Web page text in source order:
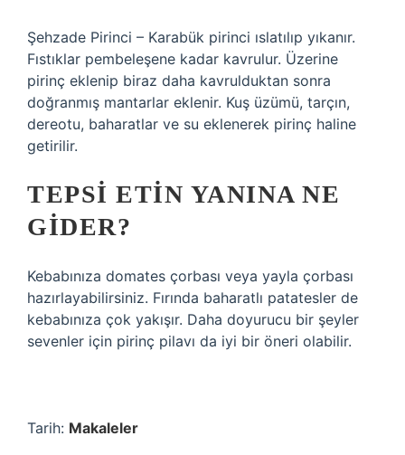
Şehzade Pirinci – Karabük pirinci ıslatılıp yıkanır.
Fıstıklar pembeleşene kadar kavrulur. Üzerine
pirinç eklenip biraz daha kavrulduktan sonra
doğranmış mantarlar eklenir. Kuş üzümü, tarçın,
dereotu, baharatlar ve su eklenerek pirinç haline
getirilir.
TEPSI ETIN YANINA NE
GIDER?
Kebabınıza domates çorbası veya yayla çorbası
hazırlayabilirsiniz. Fırında baharatlı patatesler de
kebabınıza çok yakışır. Daha doyurucu bir şeyler
sevenler için pirinç pilavı da iyi bir öneri olabilir.
Tarih: Makaleler